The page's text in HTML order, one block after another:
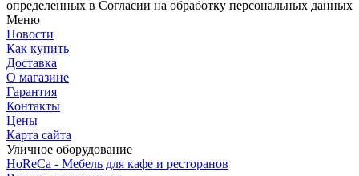
определенных в Согласии на обработку персональных данных
Меню
Новости
Как купить
Доставка
О магазине
Гарантия
Контакты
Цены
Карта сайта
Уличное оборудование
HoReCa - Мебель для кафе и ресторанов